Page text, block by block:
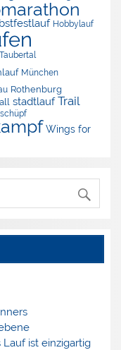
Hobbylauf
München
Rothenburg
stadtlauf Trail
Wings for
ist einzigartig